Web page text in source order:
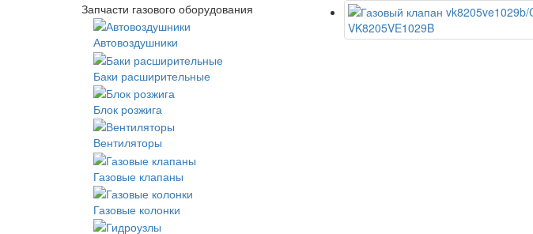
Запчасти газового оборудования
Автовоздушники
Баки расширительные
Блок розжига
Вентиляторы
Газовые клапаны
Газовые колонки